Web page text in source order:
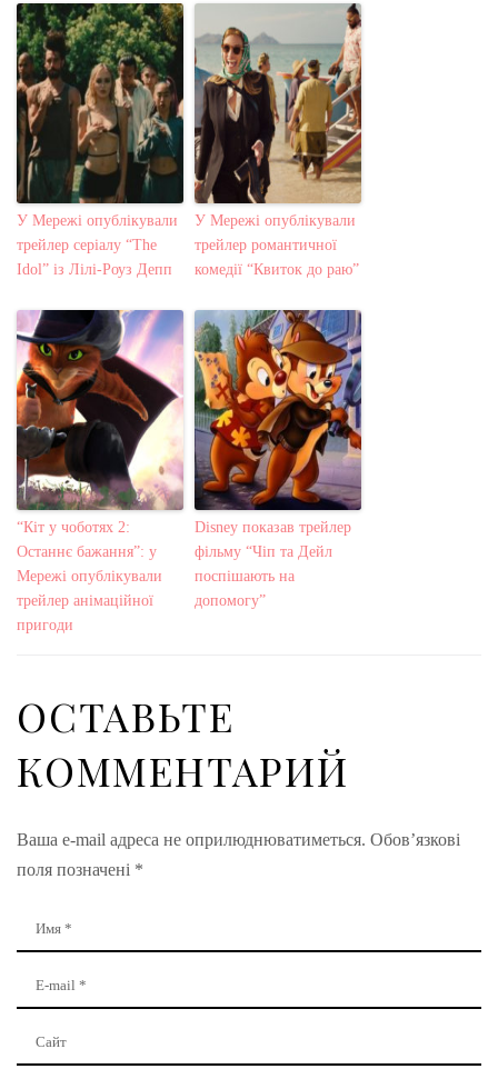
У Мережі опублікували
трейлер серіалу “The
Idol” із Лілі-Роуз Депп
У Мережі опублікували
трейлер романтичної
комедії “Квиток до раю”
“Кіт у чоботях 2:
Останнє бажання”: у
Мережі опублікували
трейлер анімаційної
пригоди
Disney показав трейлер
фільму “Чіп та Дейл
поспішають на
допомогу”
ОСТАВЬТЕ
КОММЕНТАРИЙ
Ваша e-mail адреса не оприлюднюватиметься. Обов’язкові
поля позначені *